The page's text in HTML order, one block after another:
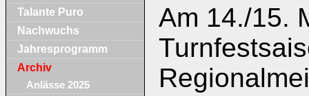
Talante Puro
Nachwuchs
Jahresprogramm
Archiv
Anlässe 2025
Am 14./15.